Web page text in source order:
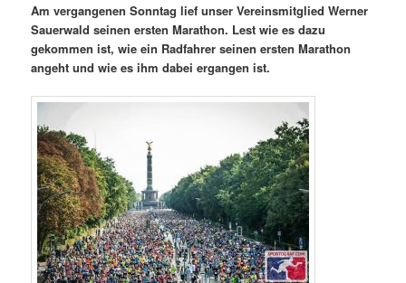
Am vergangenen Sonntag lief unser Vereinsmitglied Werner
Sauerwald seinen ersten Marathon. Lest wie es dazu
gekommen ist, wie ein Radfahrer seinen ersten Marathon
angeht und wie es ihm dabei ergangen ist.